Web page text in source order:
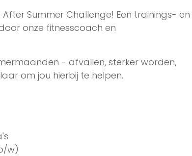
Summer Challenge! Een trainings- en
onze fitnesscoach en
- afvallen, sterker worden,
om jou hierbij te helpen.
w)